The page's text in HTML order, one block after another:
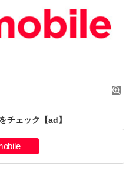
チェック 【ad】